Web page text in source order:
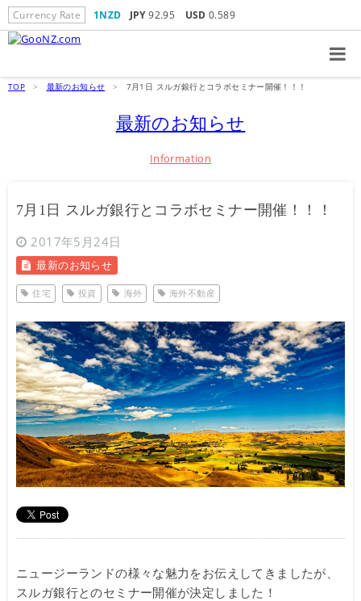
Currency Rate 1NZD JPY92.95 USD 0.589
TOP > 最新のお知らせ > 7月1日 スルガ銀行とコラボセミナー開催！！！
最新のお知らせ
Information
7月1日 スルガ銀行とコラボセミナー開催！！！
2017年5月24日
最新のお知らせ
住宅 投資 海外 海外不動産
ニュージーランドの様々な魅力をお伝えしてきましたが、
スルガ銀行とのセミナー開催が決定しました！